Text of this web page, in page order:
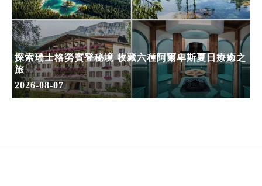
探索瑞士格勞賓登秘境 收藏六種阿爾卑斯夏日療癒之
旅
2026-08-07